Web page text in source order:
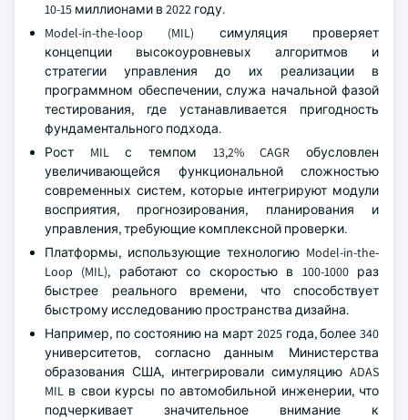
10-15 миллионами в 2022 году.
Model-in-the-loop (MIL) симуляция проверяет
концепции высокоуровневых алгоритмов и
стратегии управления до их реализации в
программном обеспечении, служа начальной фазой
тестирования, где устанавливается пригодность
фундаментального подхода.
Рост MIL с темпом 13,2% CAGR обусловлен
увеличивающейся функциональной сложностью
современных систем, которые интегрируют модули
восприятия, прогнозирования, планирования и
управления, требующие комплексной проверки.
Платформы, использующие технологию Model-in-the-
Loop (MIL), работают со скоростью в 100-1000 раз
быстрее реального времени, что способствует
быстрому исследованию пространства дизайна.
Например, по состоянию на март 2025 года, более 340
университетов, согласно данным Министерства
образования США, интегрировали симуляцию ADAS
MIL в свои курсы по автомобильной инженерии, что
подчеркивает значительное внимание к